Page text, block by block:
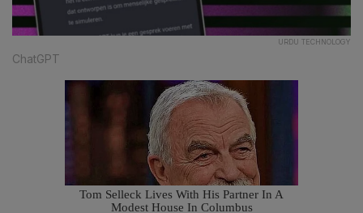
URDU TECHNOLOGY
ChatGPT